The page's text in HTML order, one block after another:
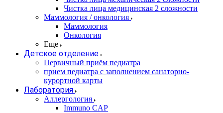
Чистка лица медицинская 2 сложности
Маммология / онкология
Маммология
Онкология
Еще
Детское отделение
Первичный приём педиатра
прием педиатра с заполнением санаторно-
курортной карты
Лаборатория
Аллергология
Immuno CAP